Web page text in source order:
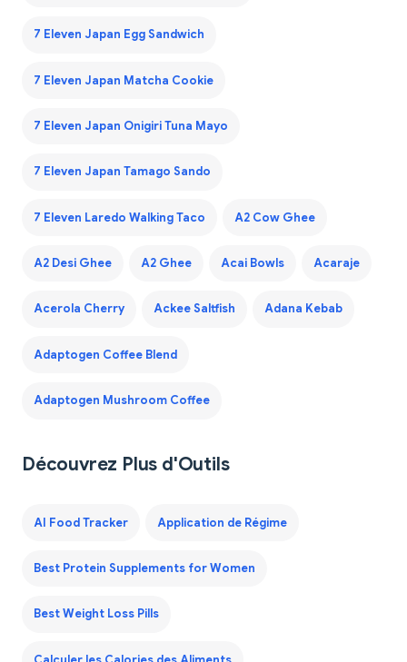
7 Eleven Japan Egg Sandwich
7 Eleven Japan Matcha Cookie
7 Eleven Japan Onigiri Tuna Mayo
7 Eleven Japan Tamago Sando
7 Eleven Laredo Walking Taco A2 Cow Ghee
A2 Desi Ghee A2 Ghee Acai Bowls Acaraje
Acerola Cherry Ackee Saltfish Adana Kebab
Adaptogen Coffee Blend
Adaptogen Mushroom Coffee
Découvrez Plus d'Outils
AI Food Tracker Application de Régime
Best Protein Supplements for Women
Best Weight Loss Pills